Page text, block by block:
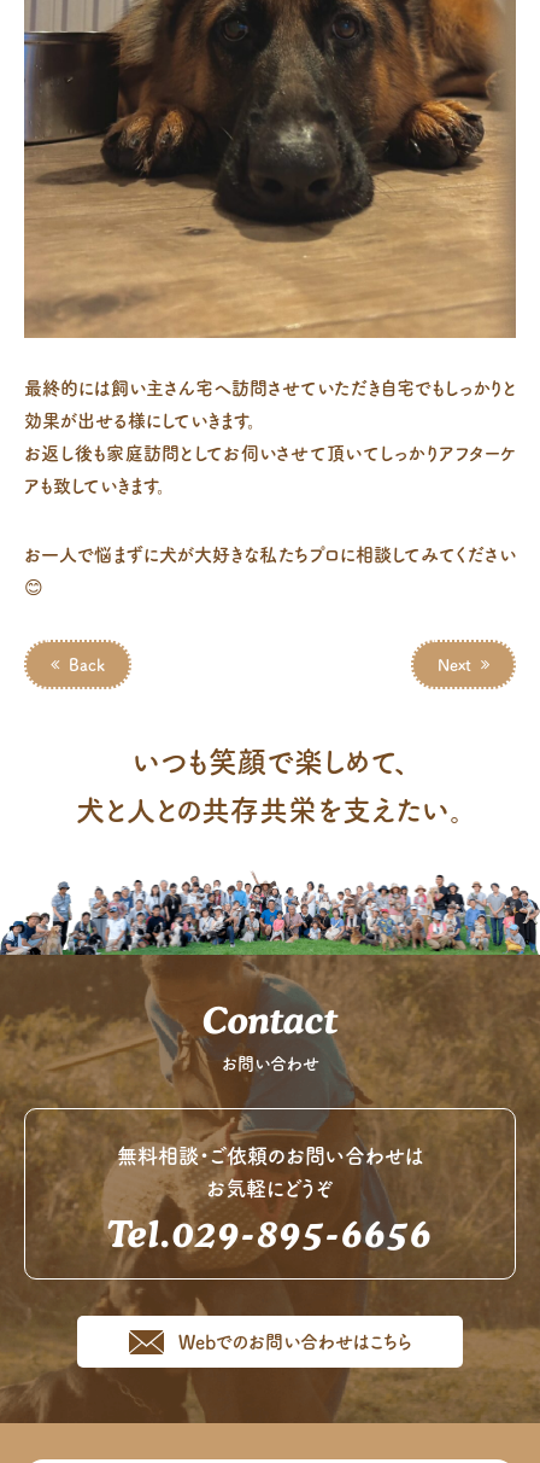
最終的には飼い主さん宅へ訪問させていただき自宅でもしっかりと
効果が出せる様にしていきます。
お返し後も家庭訪問としてお伺いさせて頂いてしっかりアフターケ
アも致していきます。
お一人で悩まずに犬が大好きな私たちプロに相談してみてください
😊
Back Next
いつも笑顔で楽しめて、
犬と人との共存共栄を支えたい。
Contact
お問い合わせ
無料相談・ご依頼のお問い合わせは
お気軽にどうぞ
Tel.029-895-6656
Webでのお問い合わせはこちら